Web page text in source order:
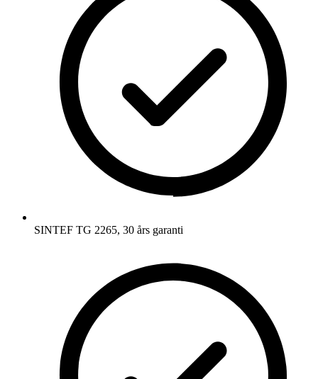
SINTEF TG 2265, 30 års garanti